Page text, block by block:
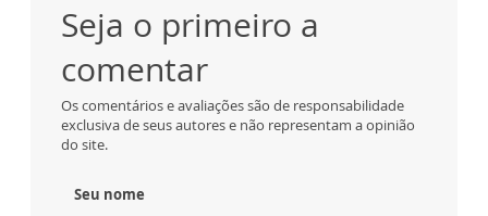
Seja o primeiro a
comentar
Os comentários e avaliações são de responsabilidade
exclusiva de seus autores e não representam a opinião
do site.
Seu nome